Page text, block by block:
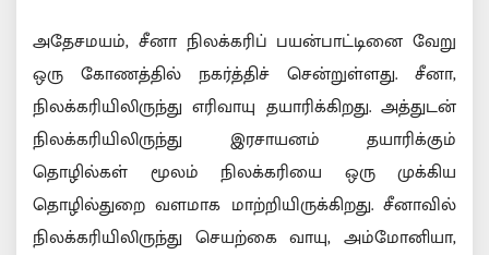
அதேசமயம், சீனா நிலக்கரிப் பயன்பாட்டினை வேறு
ஒரு கோணத்தில் நகர்த்திச் சென்றுள்ளது. சீனா,
நிலக்கரியிலிருந்து எரிவாயு தயாரிக்கிறது. அத்துடன்
நிலக்கரியிலிருந்து இரசாயனம் தயாரிக்கும்
தொழில்கள் மூலம் நிலக்கரியை ஒரு முக்கிய
தொழில்துறை வளமாக மாற்றியிருக்கிறது. சீனாவில்
நிலக்கரியிலிருந்து செயற்கை வாயு, அம்மோனியா,